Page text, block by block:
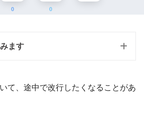
0 0
ます
て、途中で改行したくなることがあ